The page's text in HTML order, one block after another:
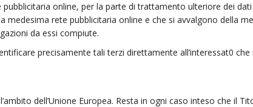
online, per la parte di trattamento ulteriore dei
medesima rete pubblicitaria online e che si avvalgono della
da essi compiute.
precisamente tali terzi direttamente all’interessat0
dell’Unione Europea. Resta in ogni caso inteso che il